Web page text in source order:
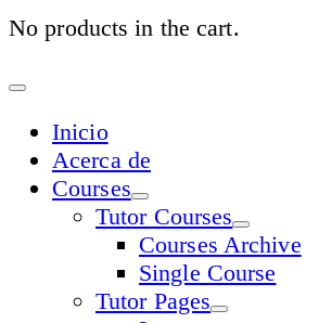
No products in the cart.
Sign
Inicio
Acerca de
Courses
Tutor Courses
Courses Archive
Single Course
Tutor Pages